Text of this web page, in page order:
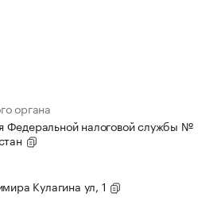
органа
Федеральной налоговой службы №
Кулагина ул, 1